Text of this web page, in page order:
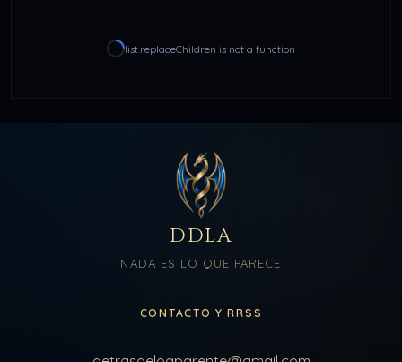
list.replaceChildren is not a function
DDLA
NADA ES LO QUE PARECE
CONTACTO Y RRSS